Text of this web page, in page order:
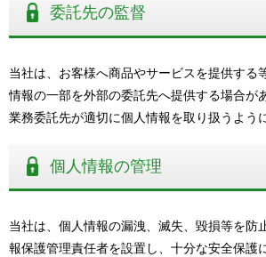
委託先の監督
当社は、お客様へ商品やサービスを提供する
情報の一部を外部の委託先へ提供する場合が
業務委託先が適切に個人情報を取り扱うよう
個人情報の管理
当社は、個人情報の漏洩、滅失、毀損等を防
報保護管理責任者を設置し、十分な安全保護